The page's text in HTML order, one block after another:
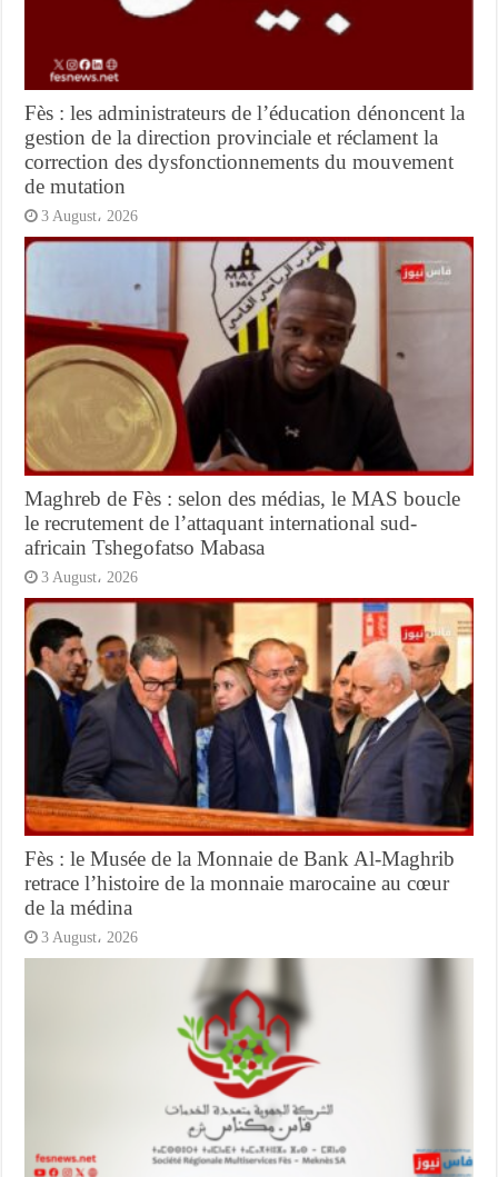
Fès : les administrateurs de l’éducation dénoncent la
gestion de la direction provinciale et réclament la
correction des dysfonctionnements du mouvement
de mutation
3 August، 2026
Maghreb de Fès : selon des médias, le MAS boucle
le recrutement de l’attaquant international sud-
africain Tshegofatso Mabasa
3 August، 2026
Fès : le Musée de la Monnaie de Bank Al-Maghrib
retrace l’histoire de la monnaie marocaine au cœur
de la médina
3 August، 2026